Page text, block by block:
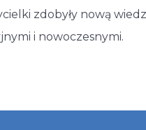
zdobyły nową
i nowoczesnymi.